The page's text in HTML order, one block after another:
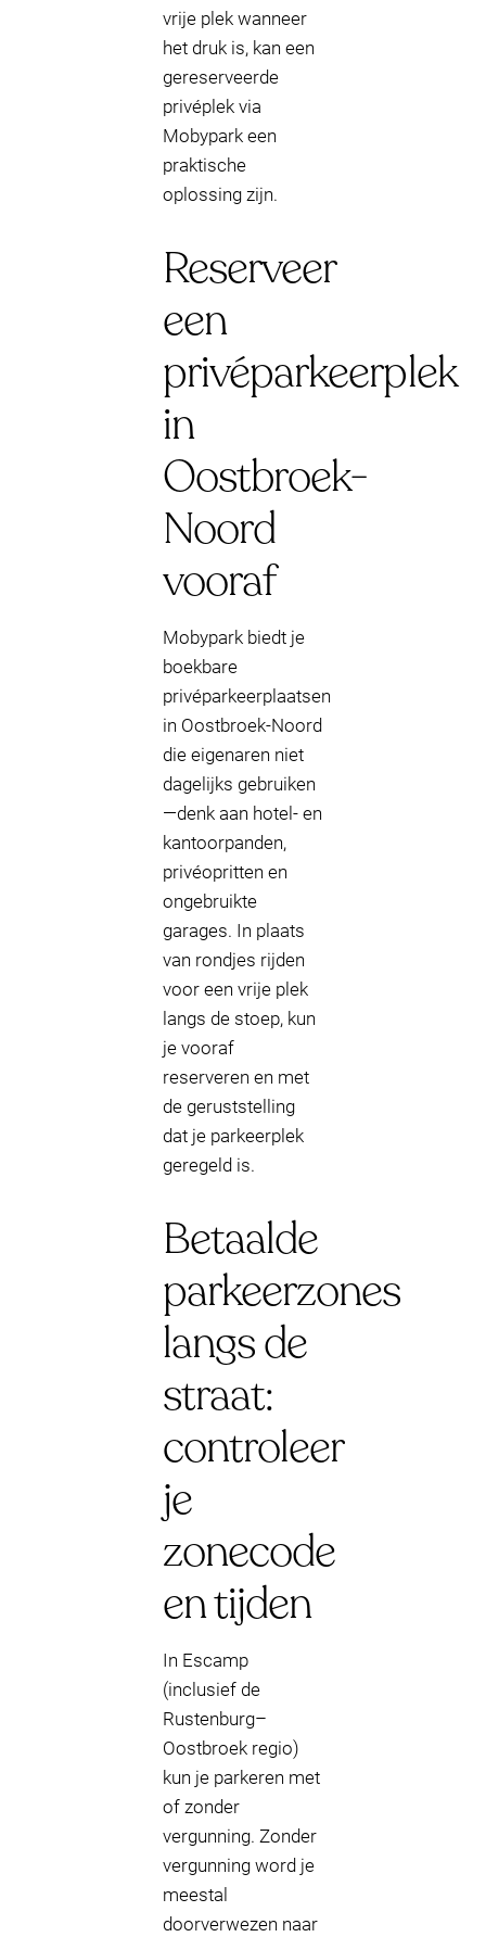
vrije plek wanneer
het druk is, kan een
gereserveerde
privéplek via
Mobypark een
praktische
oplossing zijn.
Reserveer
een
privéparkeerplek
in
Oostbroek-
Noord
vooraf
Mobypark biedt je
boekbare
privéparkeerplaatsen
in Oostbroek-Noord
die eigenaren niet
dagelijks gebruiken
—denk aan hotel- en
kantoorpanden,
privéopritten en
ongebruikte
garages. In plaats
van rondjes rijden
voor een vrije plek
langs de stoep, kun
je vooraf
reserveren en met
de geruststelling
dat je parkeerplek
geregeld is.
Betaalde
parkeerzones
langs de
straat:
controleer
je
zonecode
en tijden
In Escamp
(inclusief de
Rustenburg–
Oostbroek regio)
kun je parkeren met
of zonder
vergunning. Zonder
vergunning word je
meestal
doorverwezen naar